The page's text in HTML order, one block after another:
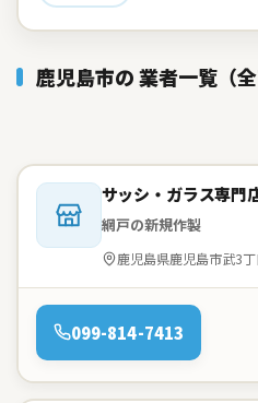
鹿児島市の 業者一覧（全
会社名：
サッシ・ガラス専門店
網戸の新規作製
住所：
鹿児島県鹿児島市武3
電話：
099-814-7413